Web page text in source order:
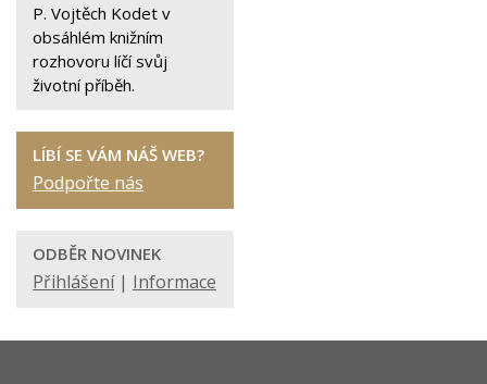
P. Vojtěch Kodet v
obsáhlém knižním
rozhovoru líčí svůj
životní příběh.
LÍBÍ SE VÁM NÁŠ WEB?
Podpořte nás
ODBĚR NOVINEK
Přihlášení| Informace